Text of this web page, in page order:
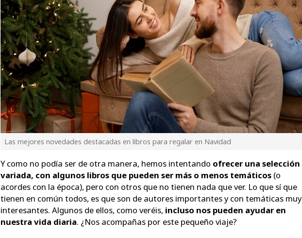
Las mejores novedades destacadas en libros para regalar en Navidad
Y como no podía ser de otra manera, hemos intentando ofrecer una selección
variada, con algunos libros que pueden ser más o menos temáticos (o
acordes con la época), pero con otros que no tienen nada que ver. Lo que sí que
tienen en común todos, es que son de autores importantes y con temáticas muy
interesantes. Algunos de ellos, como veréis, incluso nos pueden ayudar en
nuestra vida diaria. ¿Nos acompañas por este pequeño viaje?